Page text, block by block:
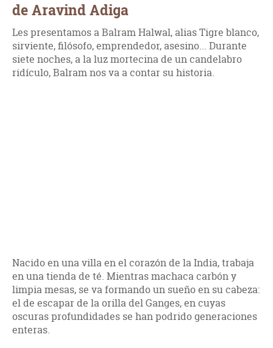
de Aravind Adiga
Les presentamos a Balram Halwal, alias Tigre blanco,
sirviente, filósofo, emprendedor, asesino... Durante
siete noches, a la luz mortecina de un candelabro
ridículo, Balram nos va a contar su historia.
Nacido en una villa en el corazón de la India, trabaja
en una tienda de té. Mientras machaca carbón y
limpia mesas, se va formando un sueño en su cabeza:
el de escapar de la orilla del Ganges, en cuyas
oscuras profundidades se han podrido generaciones
enteras.